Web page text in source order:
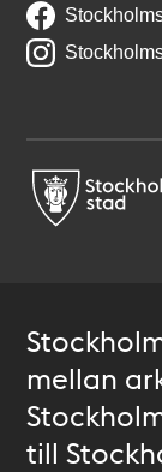
mellan
till